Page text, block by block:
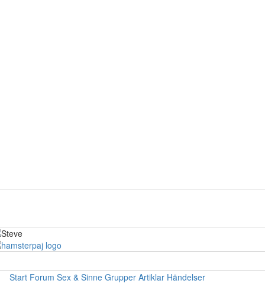
Start Forum Sex & Sinne Grupper Artiklar Händelser